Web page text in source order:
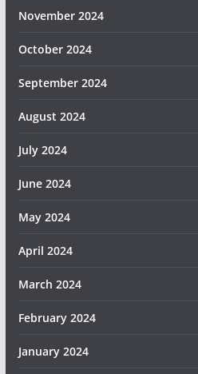
November 2024
October 2024
September 2024
August 2024
July 2024
June 2024
May 2024
April 2024
March 2024
February 2024
January 2024